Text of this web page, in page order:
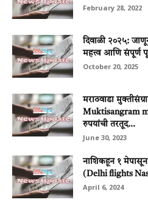
February 28, 2022
दिवाळी २०२५:
महत्त्व आणि संपूर्ण
October 20, 2025
मराठवाडा
Muktisangram
रुपयांची तरतूद...
June 30, 2023
नाशिकहून १ मेपासून
(Delhi flights
April 6, 2024